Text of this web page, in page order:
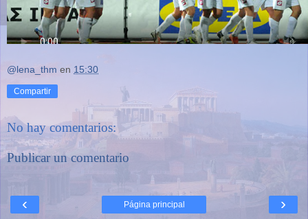
@lena_thm en 15:30
Compartir
No hay comentarios:
Publicar un comentario
‹ ›
Página principal